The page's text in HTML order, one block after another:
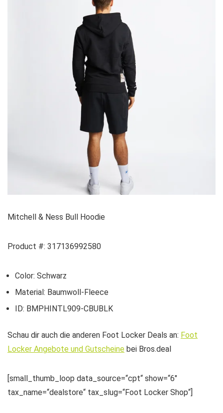
Mitchell & Ness Bull Hoodie
Product #: 317136992580
Color: Schwarz
Material: Baumwoll-Fleece
ID: BMPHINTL909-CBUBLK
Schau dir auch die anderen Foot Locker Deals an: Foot
Locker Angebote und Gutscheine bei Bros.deal
[small_thumb_loop data_source=“cpt“ show=“6″
tax_name=“dealstore“ tax_slug=“Foot Locker Shop“]